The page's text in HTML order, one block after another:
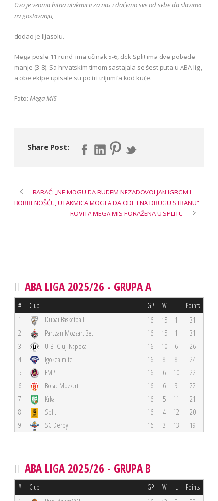
Ovo je veoma bitna utakmica za nas i daćemo sve od sebe da slavimo
na gostovanju,
dodao je Iljasolu.
Mega posle 11 rundi ima učinak 5-6, dok Split ima dve pobede
manje (3-8). Sa hrvatskim timom sastajala se šest puta u ABA ligi,
a obe ekipe upisale su po tri trijumfa kod kuće.
Foto: Mega MIS
Share Post:
BARAĆ: „NE MOGU DA BUDEM NEZADOVOLJAN IGROM I
BORBENOŠĆU, UTAKMICA MOGLA DA ODE I NA DRUGU STRANU“
ROVITA MEGA MIS PORAŽENA U SPLITU
ABA LIGA 2025/26 - GRUPA A
# Club GP W L Points
1 Dubai Basketball 16 15 1
31
2
Partizan Mozzart Bet 16 15 1
31
3
U-BT Cluj-Napoca 16 10 6
26
4
Igokea m:tel 16 8 8
24
5
FMP 16 6 10
22
6
Borac Mozzart 16 6 9
22
7
Krka 16 5 11
21
8
Split 16 4 12
20
9
SC Derby 16 3 13 19
ABA LIGA 2025/26 - GRUPA B
# Club GP W L Points